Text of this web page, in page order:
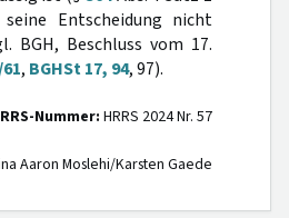
Entscheidung nicht
BGH, Beschluss vom 17.
, BGHSt 17, 94, 97).
Nummer: HRRS 2024 Nr. 57
Aaron Moslehi/Karsten Gaede